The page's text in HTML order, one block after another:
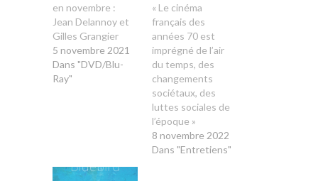
en novembre :
Jean Delannoy et
Gilles Grangier
5 novembre 2021
Dans "DVD/Blu-
Ray"
« Le cinéma
français des
années 70 est
imprégné de l’air
du temps, des
changements
sociétaux, des
luttes sociales de
l’époque »
8 novembre 2022
Dans "Entretiens"